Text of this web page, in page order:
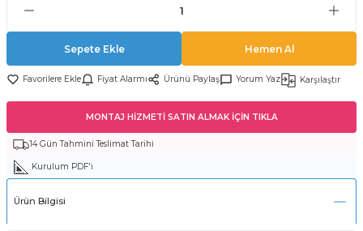
Sepete Ekle Hemen Al
Fiyat Alarmı Ürünü Paylaş Yorum Yaz Karşılaştır
MONTAJ HİZMETİ SATIN ALMAK İÇİN TIKLA
14 Gün Tahmini Teslimat Tarihi
Kurulum PDF'i
Ürün Bilgisi